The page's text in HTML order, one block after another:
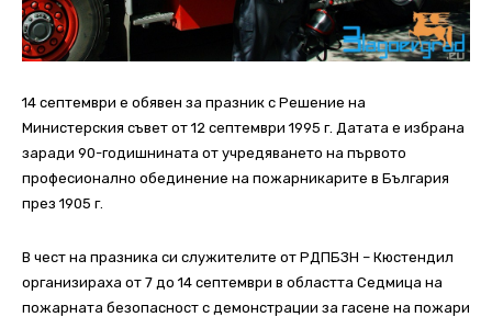
14 септември е обявен за празник с Решение на
Министерския съвет от 12 септември 1995 г. Датата е избрана
заради 90-годишнината от учредяването на първото
професионално обединение на пожарникарите в България
през 1905 г.
В чест на празника си служителите от РДПБЗН – Кюстендил
организираха от 7 до 14 септември в областта Седмица на
пожарната безопасност с демонстрации за гасене на пожари